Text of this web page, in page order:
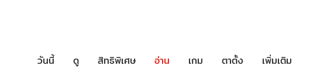
วันนี้ ดู สิทธิพิเศษ อ่าน เกม ตาตั้ง เพิ่มเติม